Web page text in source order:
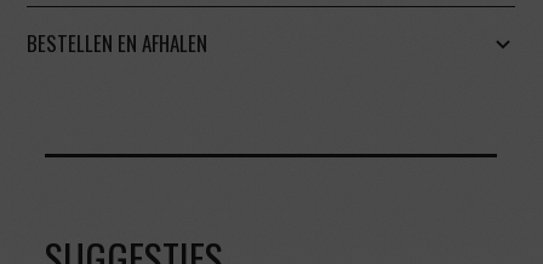
BESTELLEN EN AFHALEN